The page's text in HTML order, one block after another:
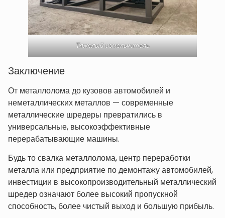
Тяжелый измельчитель
Заключение
От металлолома до кузовов автомобилей и
неметаллических металлов — современные
металлические шредеры превратились в
универсальные, высокоэффективные
перерабатывающие машины.
Будь то свалка металлолома, центр переработки
металла или предприятие по демонтажу автомобилей,
инвестиции в высокопроизводительный металлический
шредер означают более высокий пропускной
способность, более чистый выход и большую прибыль.